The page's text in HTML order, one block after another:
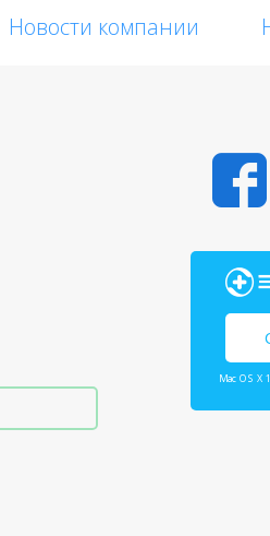
Новости компании
Mac OS X